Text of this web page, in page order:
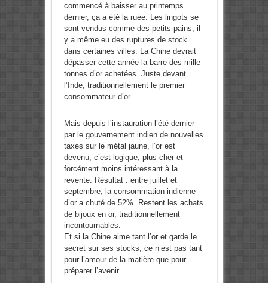
commencé à baisser au printemps
dernier, ça a été la ruée. Les lingots se
sont vendus comme des petits pains, il
y a même eu des ruptures de stock
dans certaines villes. La Chine devrait
dépasser cette année la barre des mille
tonnes d’or achetées. Juste devant
l’Inde, traditionnellement le premier
consommateur d’or.
Mais depuis l’instauration l’été dernier
par le gouvernement indien de nouvelles
taxes sur le métal jaune, l’or est
devenu, c’est logique, plus cher et
forcément moins intéressant à la
revente. Résultat : entre juillet et
septembre, la consommation indienne
d’or a chuté de 52%. Restent les achats
de bijoux en or, traditionnellement
incontournables.
Et si la Chine aime tant l’or et garde le
secret sur ses stocks, ce n’est pas tant
pour l’amour de la matière que pour
préparer l’avenir.